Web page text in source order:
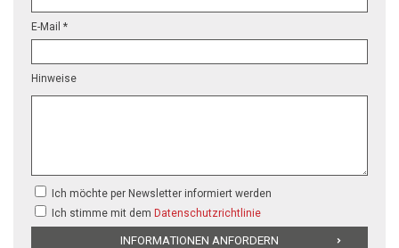
E-Mail *
Hinweise
Ich möchte per Newsletter informiert werden
Ich stimme mit dem Datenschutzrichtlinie